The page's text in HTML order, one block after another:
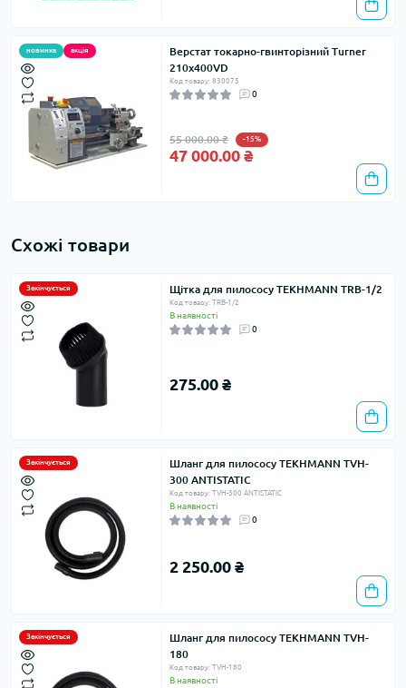
новинка акція
Верстат токарно-гвинторiзний Turner
210x400VD
Код товару: 830075
0
55 000.00 ₴ -15%
47 000.00 ₴
Схожі товари
Закінчується Щітка для пилососу TEKHMANN TRB-1/2
Код товару: TRB-1/2
В наявності
0
275.00 ₴
Закінчується
Шланг для пилососу TEKHMANN TVH-
300 ANTISTATIC
Код товару: TVH-300 ANTISTATIC
В наявності
0
2 250.00 ₴
Закінчується
Шланг для пилососу TEKHMANN TVH-
180
Код товару: TVH-180
В наявності